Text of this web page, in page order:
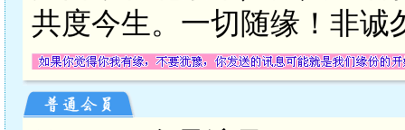
共度今生。一切随缘！非诚